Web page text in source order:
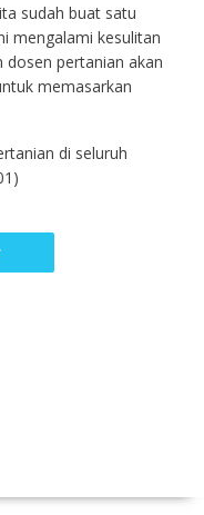
sudah buat satu
mengalami kesulitan
dosen pertanian akan
memasarkan
di seluruh